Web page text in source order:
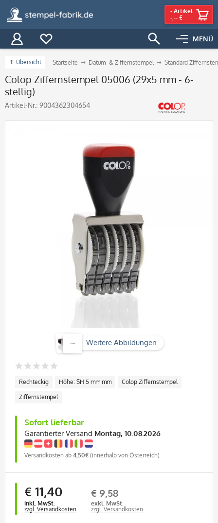
MENÜ
- Artikel
-,-- €
Übersicht Startseite Datum- & Ziffernstempel Standard
Colop Ziffernstempel 05006 (29x5 mm - 6-
stellig)
Artikel-Nr.: 9004362304654
Weitere Abbildungen
Rechteckig Höhe: SH 5 mm mm Colop Ziffernstempel
Ziffernstempel
Sofort lieferbar
Garantierter Versand Montag, 10.08.2026
Versandkosten ab 4,50€ (innerhalb von Österreich)
€ 11,40
inkl. MwSt.
zzgl. Versandkosten
€ 9,58
exkl. MwSt.
zzgl. Versandkosten